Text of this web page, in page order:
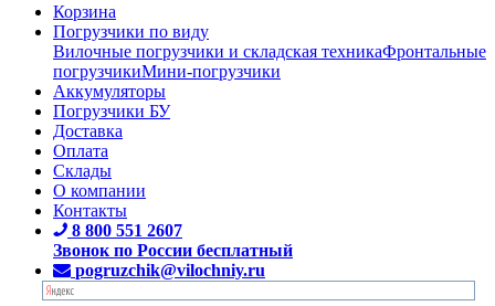
Корзина
Погрузчики по виду
Вилочные погрузчики и складская техникаФронтальные
погрузчикиМини-погрузчики
Аккумуляторы
Погрузчики БУ
Доставка
Оплата
Склады
О компании
Контакты
8 800 551 2607
Звонок по России бесплатный
pogruzchik@vilochniy.ru